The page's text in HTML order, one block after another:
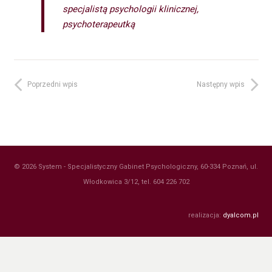
specjalistą psychologii klinicznej,
psychoterapeutką
Poprzedni wpis Następny wpis
© 2026 System - Specjalistyczny Gabinet Psychologiczny, 60-334 Poznań, ul.
Włodkowica 3/12, tel. 604 226 702
realizacja: dyalcom.pl